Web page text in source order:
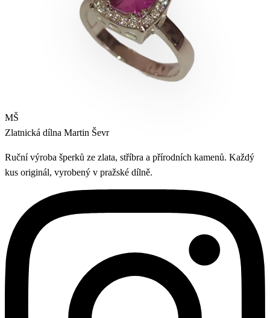
MŠ
Zlatnická dílna Martin Ševr
Ruční výroba šperků ze zlata, stříbra a přírodních kamenů. Každý
kus originál, vyrobený v pražské dílně.